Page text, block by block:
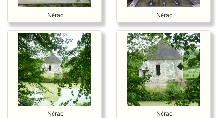
Nérac Nérac
Nérac Nérac